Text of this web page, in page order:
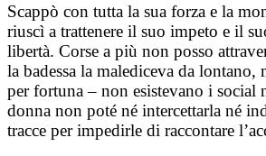
Scappò con tutta la sua forza e la
riuscì a trattenere il suo impeto e il
libertà. Corse a più non posso
la badessa la malediceva da lontano,
per fortuna – non esistevano i social
donna non poté né intercettarla né
tracce per impedirle di raccontare